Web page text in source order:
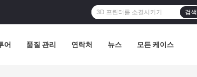
검색
어 품질 관리 연락처 뉴스 모든 케이스